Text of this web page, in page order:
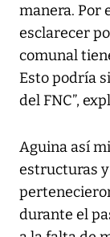
manera. Por
esclarecer
comunal
Esto podría
del FNC”,
Aguina así
estructuras y
durante el